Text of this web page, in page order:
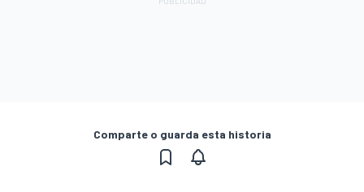
Comparte o guarda esta historia